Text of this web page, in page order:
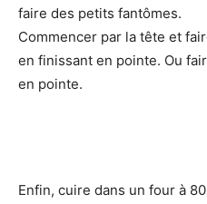
faire des petits fantômes.
Commencer par la tête et
en finissant en pointe. Ou
en pointe.
Enfin, cuire dans un four à